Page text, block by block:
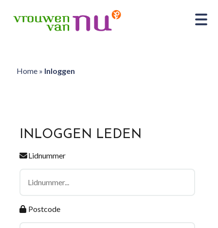
Home» Inloggen
INLOGGEN LEDEN
Lidnummer
Postcode